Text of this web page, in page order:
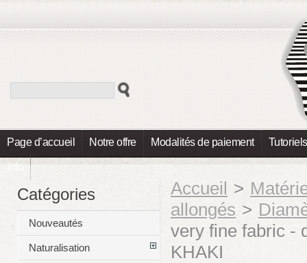
Page d’accueil Notre offre Modalités de paiement Tutoriels
Info
Accueil >
allongés >
very fine fabric -
KHAKI
Catégories
Nouveautés
Naturalisation